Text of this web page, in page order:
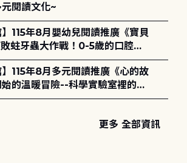
閱讀文化~
】115年8月嬰幼兒閱讀推廣《寶貝
蛀牙蟲大作戰！0-5歲的口腔照
】115年8月多元閱讀推廣《心的故
的溫暖冒險--科學實驗室裡的放
更多 全部資訊